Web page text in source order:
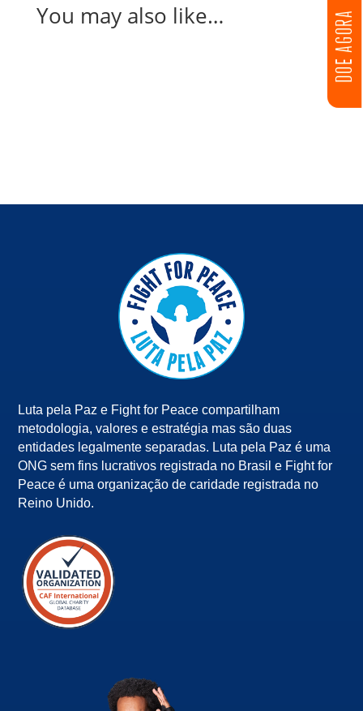
DOE AGORA
You may also like…
Luta pela Paz e Fight for Peace compartilham
metodologia, valores e estratégia mas são duas
entidades legalmente separadas. Luta pela Paz é uma
ONG sem fins lucrativos registrada no Brasil e Fight for
Peace é uma organização de caridade registrada no
Reino Unido.